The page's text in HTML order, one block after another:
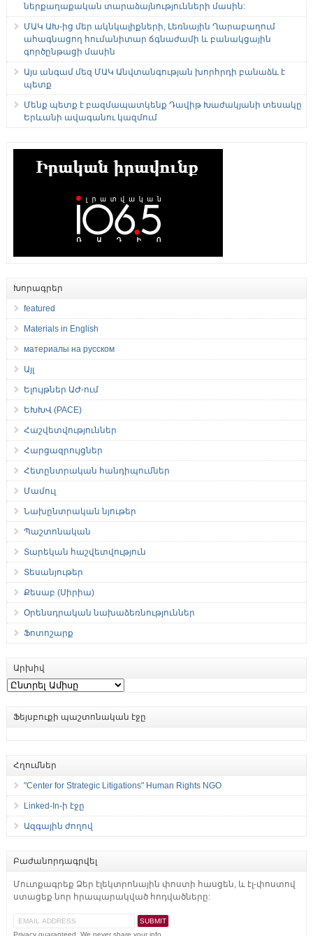
ներքաղաքական տարաձայնությունների մասին:
ՄԱԿ ԱԽ-ից մեր ակնկալիքների, Լեռնային Ղարաբաղում
ահագնացող հումանիտար ճգնաժամի և բանակցային
գործընթացի մասին
Այս անգամ մեզ ՄԱԿ Անվտանգության խորհրդի բանաձև է
պետք
Մենք պետք է բազմապատկենք Դավիթ Խաժակյանի տեսակը
Երևանի ավագանու կազմում
Խորագրեր
featured
Materials in English
материалы на русском
Այլ
Ելույթներ ԱԺ-ում
ԵԽԽՎ (PACE)
Հաշվետվություններ
Հարցազրույցներ
Հետընտրական հանդիպումներ
Մամուլ
Նախընտրական նյութեր
Պաշտոնական
Տարեկան հաշվետվություն
Տեսանյութեր
Քեսաբ (Սիրիա)
Օրենսդրական նախաձեռնություններ
Ֆոտոշարք
Արխիվ
Արխիվ
Ֆեյսբուքի պաշտոնական էջը
Հղումներ
"Center for Strategic Litigations" Human Rights NGO
Linked-In-ի էջը
Ազգային ժողով
Բաժանորդագրվել
Մուտքագրեք Ձեր էլեկտրոնային փոստի հասցեն, և էլ-փոստով
ստացեք նոր հրապարակված հոդվածները: